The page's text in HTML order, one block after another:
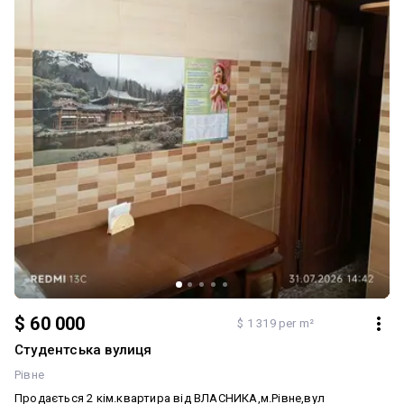
придбати чи орендувати офіс для роботи відразау у цьому ж
підʼїзду Продаж від власника по переуступці. оформлення
безкоштовне. Щоб подивитися - телефонуйте Також можу
надіслати відео огляд . Додатково: Тип будинку: Житловий фонд
від 2021 р.. Планування: Двостороння. Санвузол: Роздільний.
Система опалення: Власна котельня. Ремонт: Після
будівельників. Меблювання: Ні. Комфорт: Консерж, Ліфт,
Грузовий ліфт, Гардероб
$ 60 000 $ 1 319 per m²
Студентська вулиця
Рівне
Продається 2 кім.квартира від ВЛАСНИКА,м.Рівне,вул